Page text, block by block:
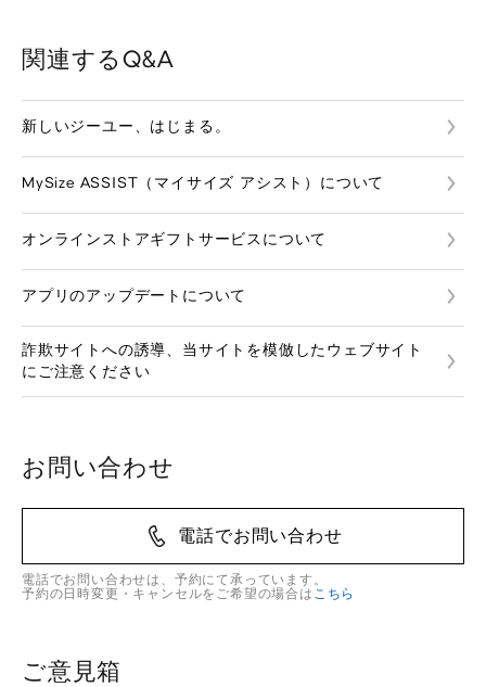
関連するQ&A
新しいジーユー、はじまる。
MySize ASSIST（マイサイズ アシスト）について
オンラインストアギフトサービスについて
アプリのアップデートについて
詐欺サイトへの誘導、当サイトを模倣したウェブサイト
にご注意ください
お問い合わせ
電話でお問い合わせ
電話でお問い合わせは、予約にて承っています。
予約の日時変更・キャンセルをご希望の場合は こちら
ご意見箱